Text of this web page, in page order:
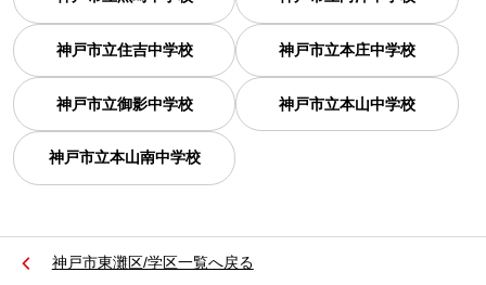
神戸市立住吉中学校 神戸市立本庄中学校
神戸市立御影中学校 神戸市立本山中学校
神戸市立本山南中学校
神戸市東灘区/学区一覧へ戻る